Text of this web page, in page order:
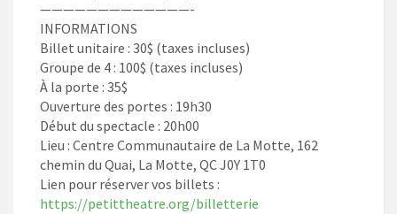
—————————————-
INFORMATIONS
Billet unitaire : 30$ (taxes incluses)
Groupe de 4 : 100$ (taxes incluses)
À la porte : 35$
Ouverture des portes : 19h30
Début du spectacle : 20h00
Lieu : Centre Communautaire de La Motte, 162
chemin du Quai, La Motte, QC J0Y 1T0
Lien pour réserver vos billets :
https://petittheatre.org/billetterie